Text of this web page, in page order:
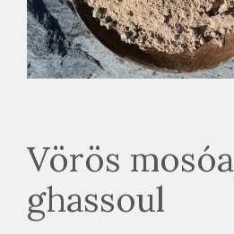
Vörös
ghassoul